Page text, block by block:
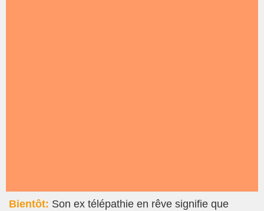
Bientôt: Son ex télépathie en rêve signifie que